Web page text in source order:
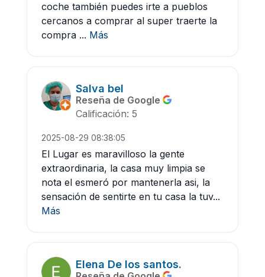
coche también puedes irte a pueblos
cercanos a comprar al super traerte la
compra ... Más
Salva bel
Reseña de Google
Calificación: 5
2025-08-29 08:38:05
El Lugar es maravilloso la gente
extraordinaria, la casa muy limpia se
nota el esmeró por mantenerla asi, la
sensación de sentirte en tu casa la tuv...
Más
Elena De los santos.